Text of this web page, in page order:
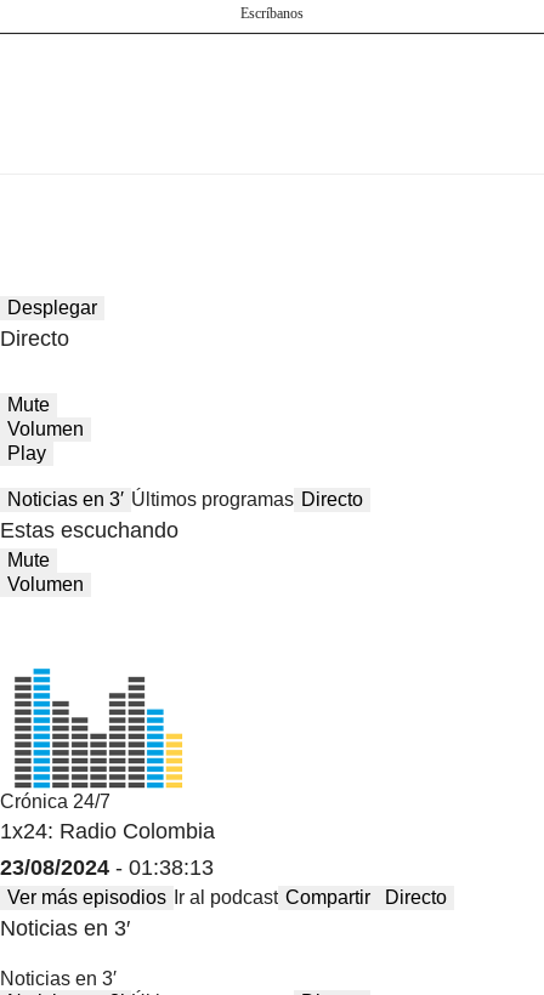
Escríbanos
Desplegar
Directo
Mute
Volumen
Play
Noticias en 3′ Últimos programas Directo
Estas escuchando
Mute
Volumen
Crónica 24/7
1x24: Radio Colombia
23/08/2024 - 01:38:13
Ver más episodios Ir al podcast Compartir Directo
Noticias en 3′
Noticias en 3′